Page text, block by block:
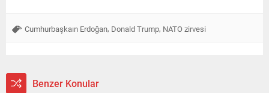
Cumhurbaşkaın Erdoğan, Donald Trump, NATO zirvesi
Benzer Konular